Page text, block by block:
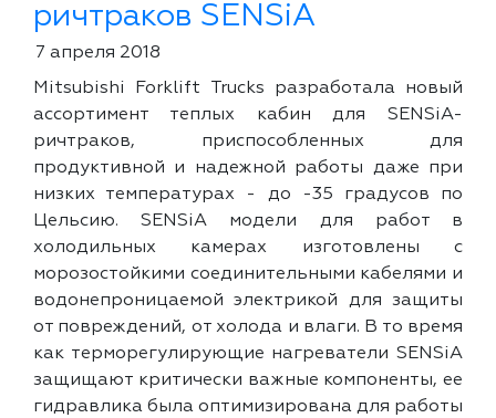
ричтраков SENSiA
7 апреля 2018
Mitsubishi Forklift Trucks разработала новый
ассортимент теплых кабин для SENSiA-
ричтраков, приспособленных для
продуктивной и надежной работы даже при
низких температурах - до -35 градусов по
Цельсию. SENSiA модели для работ в
холодильных камерах изготовлены с
морозостойкими соединительными кабелями и
водонепроницаемой электрикой для защиты
от повреждений, от холода и влаги. В то время
как терморегулирующие нагреватели SENSiA
защищают критически важные компоненты, ее
гидравлика была оптимизирована для работы